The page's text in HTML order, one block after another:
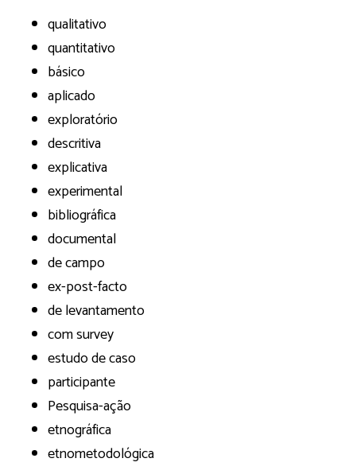
qualitativo
quantitativo
básico
aplicado
exploratório
descritiva
explicativa
experimental
bibliográfica
documental
de campo
ex-post-facto
de levantamento
com survey
estudo de caso
participante
Pesquisa-ação
etnográfica
etnometodológica